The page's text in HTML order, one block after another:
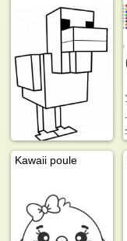
Kawaii poule